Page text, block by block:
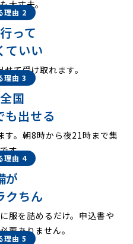
大丈夫。
理由 2
って
ていい
て受け取れます。
理由 3
国
も出せる
す。朝8時から夜21時まで集
す。
理由 4
が
クちん
服を詰めるだけ。申込書や
要ありません。
理由 5